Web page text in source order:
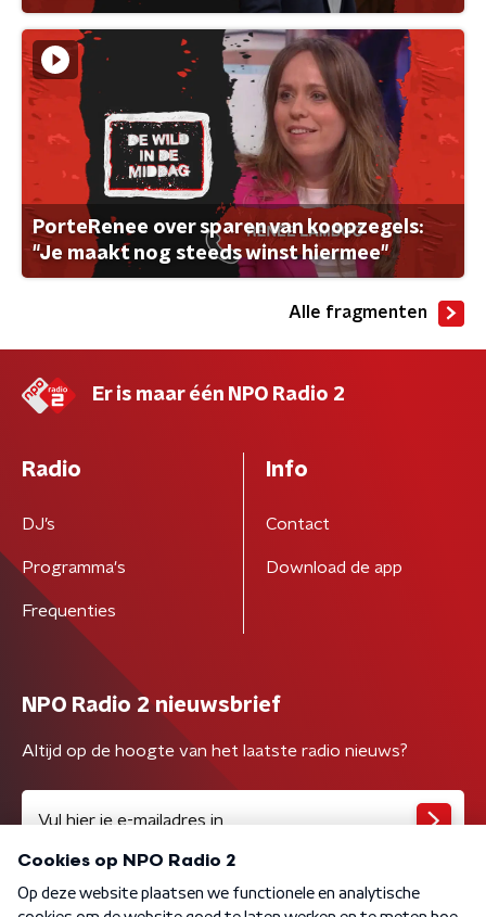
PorteRenee over sparen van koopzegels:
"Je maakt nog steeds winst hiermee"
Alle fragmenten
Er is maar één NPO Radio 2
Radio
DJ’s
Programma's
Frequenties
Info
Contact
Download de app
NPO Radio 2 nieuwsbrief
Altijd op de hoogte van het laatste radio nieuws?